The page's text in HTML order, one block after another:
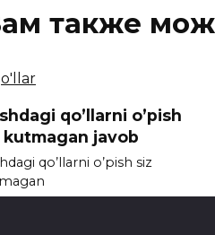
также
qo’llarni o’pish
kutmagan javob
qo’llarni o’pish siz